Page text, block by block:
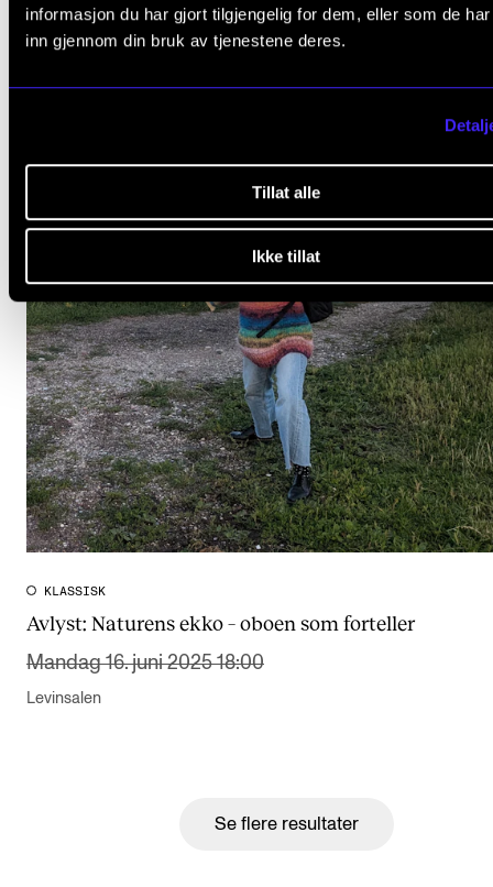
informasjon du har gjort tilgjengelig for dem, eller som de
inn gjennom din bruk av tjenestene deres.
Tillat alle
Ikke tillat
KLASSISK
Avlyst: Naturens ekko – oboen som forteller
Mandag 16. juni 2025 18:00
Levinsalen
Se flere resultater